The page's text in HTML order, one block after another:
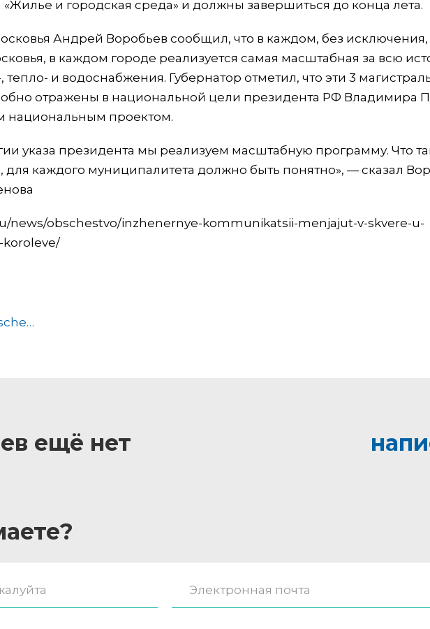
и городская среда» и должны завершиться до конца лета.
Андрей Воробьев сообщил, что в каждом, без исключения,
в каждом городе реализуется самая масштабная за всю
и водоснабжения. Губернатор отметил, что эти 3
отражены в национальной цели президента РФ Владимира
национальным проектом.
указа президента мы реализуем масштабную программу. Что
каждого муниципалитета должно быть понятно», — сказал
news/obschestvo/inzhenernye-kommunikatsii-menjajut-v-skvere-u-
koroleve/
https://riamo.ru/news/obschestvo/inzhenernye-kommunikatsii-menjajut-v-skvere-u-prohodnoj-rkk-energija-v-koroleve/
ещё нет